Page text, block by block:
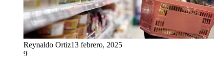
Reynaldo Ortiz13 febrero, 2025
9